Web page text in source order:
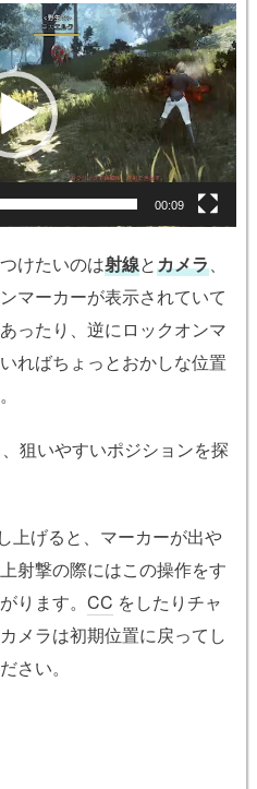
00:09
けたいのは射線とカメラ、
マーカーが表示されていて
ったり、逆にロックオンマ
ればちょっとおかしな位置
いやすいポジションを探
上げると、マーカーが出や
射撃の際にはこの操作をす
ります。 CC をしたりチャ
メラは初期位置に戻ってし
さい。